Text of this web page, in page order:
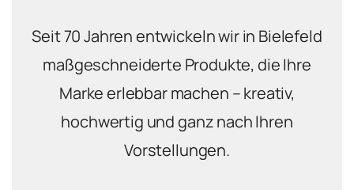
Seit 70 Jahren entwickeln wir in Bielefeld
maßgeschneiderte Produkte, die Ihre
Marke erlebbar machen – kreativ,
hochwertig und ganz nach Ihren
Vorstellungen.